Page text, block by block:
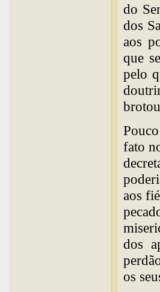
do
dos
aos
que
pelo
fato
aos
dos
os